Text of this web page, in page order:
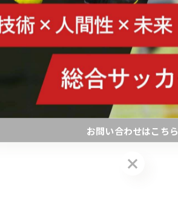
お問い合わせはこちら
お問い合わせはこちら